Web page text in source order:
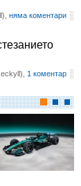
няма коментари
1 коментар